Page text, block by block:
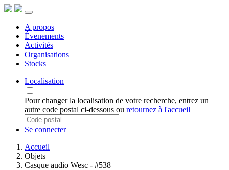
A propos
Évenements
Activités
Organisations
Stocks
Localisation
Pour changer la localisation de votre recherche, entrez un
autre code postal ci-dessous ou retournez à l'accueil
Se connecter
Accueil
Objets
Casque audio Wesc - #538